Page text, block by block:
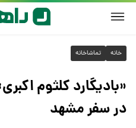
خانه تماشاخانه
در سفر مشهد